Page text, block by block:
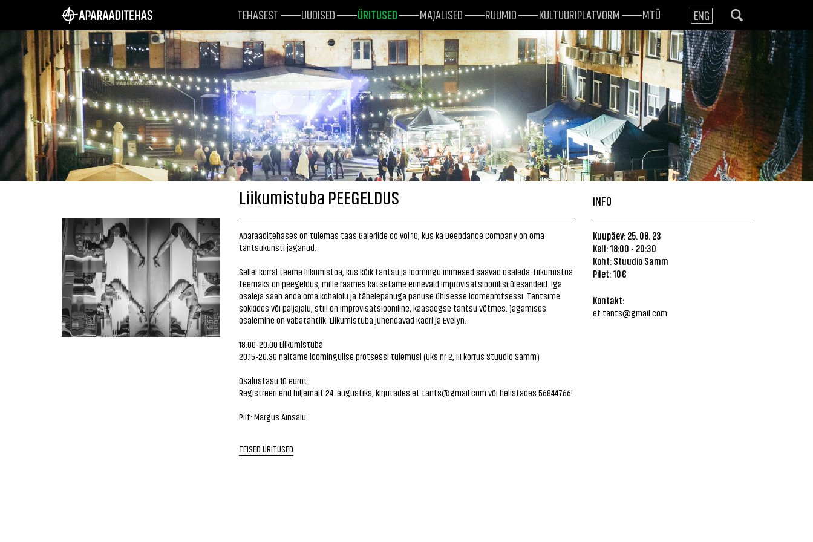
TEHASEST UUDISED ÜRITUSED MAJALISED RUUMID KULTUURIPLATVORM MTÜ ENG
Liikumistuba PEEGELDUS
Aparaaditehases on tulemas taas Galeriide öö vol 10, kus ka Deepdance Company on oma
tantsukunsti jaganud.
Sellel korral teeme liikumistoa, kus kõik tantsu ja loomingu inimesed saavad osaleda. Liikumistoa
teemaks on peegeldus, mille raames katsetame erinevaid improvisatsioonilisi ülesandeid. Iga
osaleja saab anda oma kohalolu ja tähelepanuga panuse ühisesse loomeprotsessi. Tantsime
sokkides või paljajalu, stiil on improvisatsiooniline, kaasaegse tantsu võtmes. Jagamises
osalemine on vabatahtlik. Liikumistuba juhendavad Kadri ja Evelyn.
18.00-20.00 Liikumistuba
20.15-20.30 näitame loomingulise protsessi tulemusi (Uks nr 2, III korrus Stuudio Samm)
Osalustasu 10 eurot.
Registreeri end hiljemalt 24. augustiks, kirjutades et.tants@gmail.com või helistades 56844766!
Pilt: Margus Ainsalu
TEISED ÜRITUSED
INFO
Kuupäev: 25. 08. 23
Kell: 18:00 - 20:30
Koht: Stuudio Samm
Pilet: 10€
Kontakt:
et.tants@gmail.com